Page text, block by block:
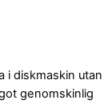
i diskmaskin utan
genomskinlig